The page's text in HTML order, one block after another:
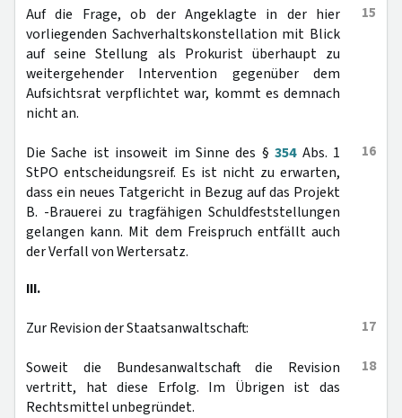
15
Auf die Frage, ob der Angeklagte in der hier
vorliegenden Sachverhaltskonstellation mit Blick
auf seine Stellung als Prokurist überhaupt zu
weitergehender Intervention gegenüber dem
Aufsichtsrat verpflichtet war, kommt es demnach
nicht an.
16
Die Sache ist insoweit im Sinne des §354Abs. 1
StPO entscheidungsreif. Es ist nicht zu erwarten,
dass ein neues Tatgericht in Bezug auf das Projekt
B. -Brauerei zu tragfähigen Schuldfeststellungen
gelangen kann. Mit dem Freispruch entfällt auch
der Verfall von Wertersatz.
III.
17
Zur Revision der Staatsanwaltschaft:
18
Soweit die Bundesanwaltschaft die Revision
vertritt, hat diese Erfolg. Im Übrigen ist das
Rechtsmittel unbegründet.